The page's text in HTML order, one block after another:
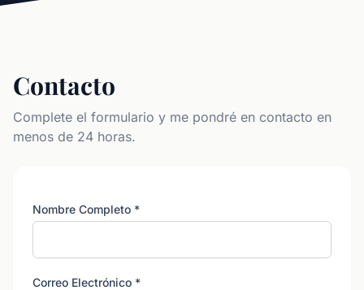
Contacto
Complete el formulario y me pondré en contacto en
menos de 24 horas.
Nombre Completo *
Correo Electrónico *